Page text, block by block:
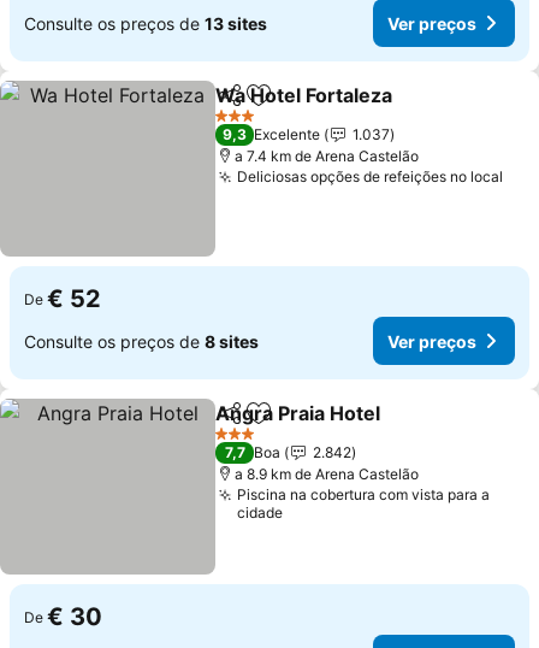
Consulte os preços de 13 sites Ver preços
PartilharAdicionar aos favoritos
Wa Hotel Fortaleza
3 Estrelas
9,3 Excelente
1.037
a 7.4 km de Arena Castelão
Deliciosas opções de refeições no local
De € 52
Consulte os preços de 8 sites Ver preços
PartilharAdicionar aos favoritos
Angra Praia Hotel
3 Estrelas
7,7 Boa
2.842
a 8.9 km de Arena Castelão
Piscina na cobertura com vista para a
cidade
De € 30